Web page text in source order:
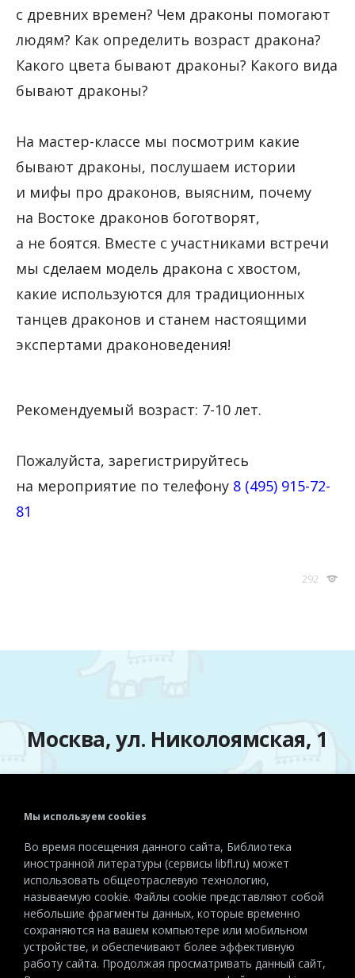
с древних времен? Чем драконы помогают
людям? Как определить возраст дракона?
Какого цвета бывают драконы? Какого вида
бывают драконы?
На мастер-классе мы посмотрим какие
бывают драконы, послушаем истории
и мифы про драконов, выясним, почему
на Востоке драконов боготворят,
а не боятся. Вместе с участниками встречи
мы сделаем модель дракона с хвостом,
какие используются для традиционных
танцев драконов и станем настоящими
экспертами драконоведения!
Рекомендуемый возраст: 7-10 лет.
Пожалуйста, зарегистрируйтесь
на мероприятие по телефону 8 (495) 915-72-
81
292
Москва, ул. Николоямская, 1
+7 (495) 915-72-81
Эл. почта:detiinostranki@libfl.ru
Мы используем cookies
Во время посещения данного сайта, Библиотека
иностранной литературы (сервисы libfl.ru) может
использовать общеотраслевую технологию,
называемую cookie. Файлы cookie представляют собой
небольшие фрагменты данных, которые временно
сохраняются на вашем компьютере или мобильном
устройстве, и обеспечивают более эффективную
работу сайта. Продолжая просматривать данный сайт,